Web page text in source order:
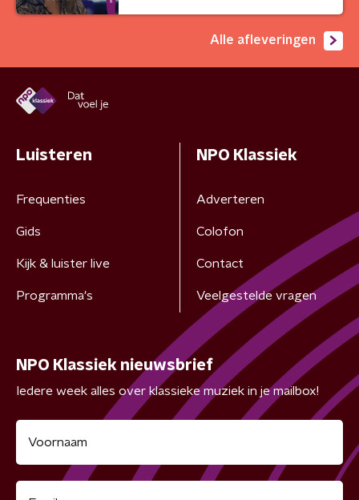
Alle afleveringen
Luisteren
Frequenties
Gids
Kijk & luister live
Programma's
NPO Klassiek
Adverteren
Colofon
Contact
Veelgestelde vragen
NPO Klassiek nieuwsbrief
Iedere week alles over klassieke muziek in je mailbox!